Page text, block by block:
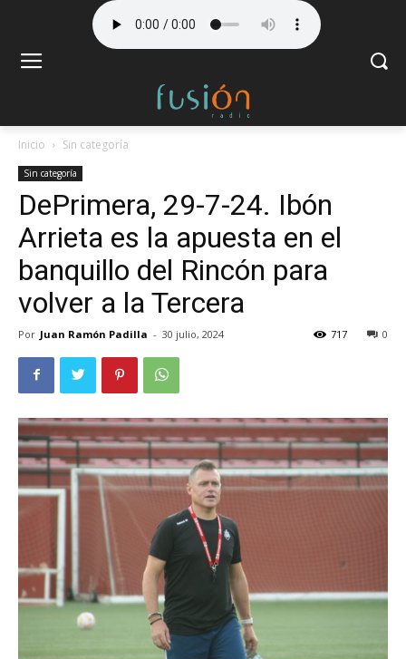
Inicio Sin categoría
Sin categoría
DePrimera, 29-7-24. Ibón
Arrieta es la apuesta en el
banquillo del Rincón para
volver a la Tercera
Por Juan Ramón Padilla - 30 julio, 2024 0
717